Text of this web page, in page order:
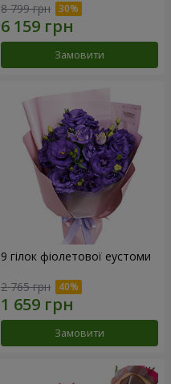
8 799 грн
Замовити
9 гілок фіолетової еустоми
2 765 грн
Замовити